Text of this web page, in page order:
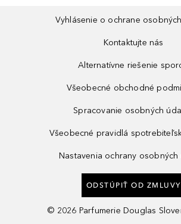
Vyhlásenie o ochrane
Kontaktujte nás
Alternatívne riešenie
Všeobecné obchodné
Spracovanie osobných
Všeobecné pravidlá
Nastavenia ochrany
ODSTÚPIŤ OD ZMLUVY
© 2026 Parfumerie Douglas